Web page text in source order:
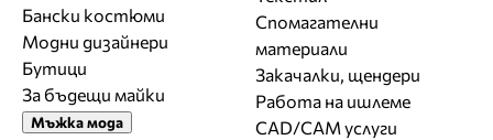
Бански костюми
Модни дизайнери
Бутици
За бъдещи майки
Мъжка мода
Спомагателни
материали
Закачалки, щендери
Работа на ишлеме
CAD/CAM услуги